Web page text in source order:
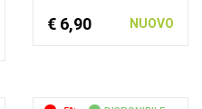
€ 6,90 NUOVO